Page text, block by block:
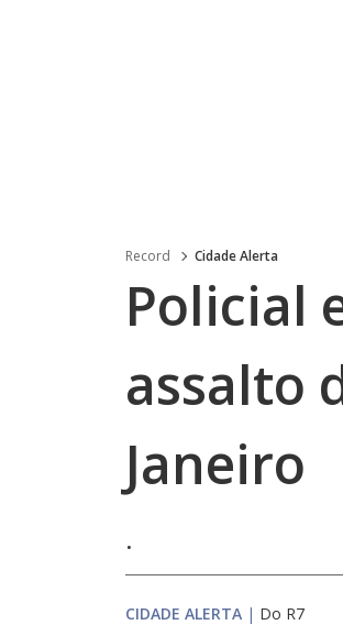
Record Cidade Alerta
Policial
assalto
Janeiro
.
CIDADE ALERTA | Do R7